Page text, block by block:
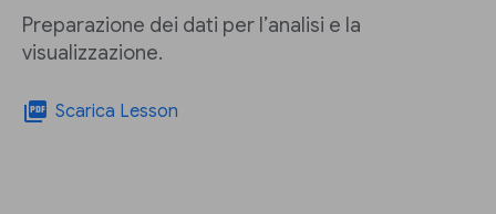
Preparazione dei dati per l’analisi e la
visualizzazione.
picture_as_pdf Scarica Lesson